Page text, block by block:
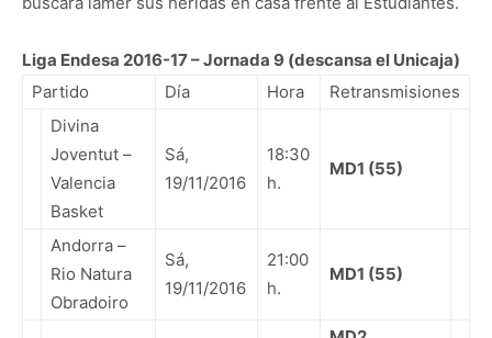
Liga Endesa 2016-17 – Jornada 9 (descansa el Unicaja)
Partido
Día Hora
Retransmisiones
Divina
Joventut –
Valencia
Basket
Sá,
19/11/2016
18:30
h.
MD1 (55)
Andorra –
Rio Natura
Obradoiro
Sá,
19/11/2016
21:00
h.
MD1 (55)